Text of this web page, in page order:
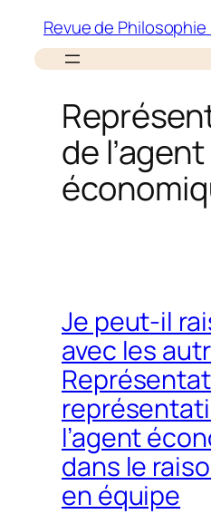
contenu
Revue de
de l’agent
Je peut-il
avec les
l’agent
dans le
en équipe